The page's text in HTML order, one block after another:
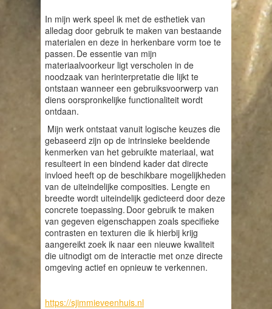
In mijn werk speel ik met de esthetiek van
alledag door gebruik te maken van bestaande
materialen en deze in herkenbare vorm toe te
passen. De essentie van mijn
materiaalvoorkeur ligt verscholen in de
noodzaak van herinterpretatie die lijkt te
ontstaan wanneer een gebruiksvoorwerp van
diens oorspronkelijke functionaliteit wordt
ontdaan.
Mijn werk ontstaat vanuit logische keuzes die
gebaseerd zijn op de intrinsieke beeldende
kenmerken van het gebruikte materiaal, wat
resulteert in een bindend kader dat directe
invloed heeft op de beschikbare mogelijkheden
van de uiteindelijke composities. Lengte en
breedte wordt uiteindelijk gedicteerd door deze
concrete toepassing. Door gebruik te maken
van gegeven eigenschappen zoals specifieke
contrasten en texturen die ik hierbij krijg
aangereikt zoek ik naar een nieuwe kwaliteit
die uitnodigt om de interactie met onze directe
omgeving actief en opnieuw te verkennen.
https://sjimmieveenhuis.nl